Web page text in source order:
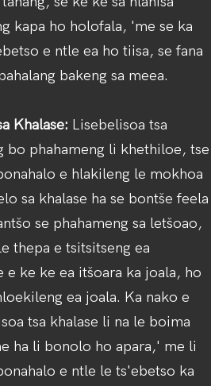
kapa ho holofala, 'me se ka
e ntle ea ho tiisa, se fana
bakeng sa meea.
Khalase: Lisebelisoa tsa
bo phahameng li khethiloe, tse
e hlakileng le mokhoa
sa khalase ha se bontše feela
se phahameng sa letšoao,
thepa e tsitsitseng ea
ke ke ea itšoara ka joala, ho
ea joala. Ka nako e
tsa khalase li na le boima
ha li bonolo ho apara,' me li
e ntle le ts'ebetso ka